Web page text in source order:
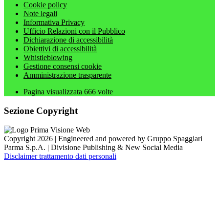
Cookie policy
Note legali
Informativa Privacy
Ufficio Relazioni con il Pubblico
Dichiarazione di accessibilità
Obiettivi di accessibilità
Whistleblowing
Gestione consensi cookie
Amministrazione trasparente
Pagina visualizzata 666 volte
Sezione Copyright
Copyright 2026 | Engineered and powered by Gruppo Spaggiari
Parma S.p.A. | Divisione Publishing & New Social Media
Disclaimer trattamento dati personali